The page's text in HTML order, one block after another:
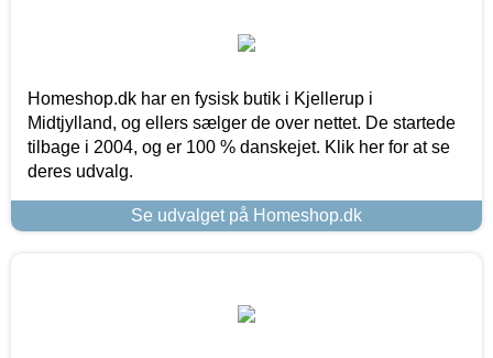
Homeshop.dk har en fysisk butik i Kjellerup i
Midtjylland, og ellers sælger de over nettet. De startede
tilbage i 2004, og er 100 % danskejet. Klik her for at se
deres udvalg.
Se udvalget på Homeshop.dk